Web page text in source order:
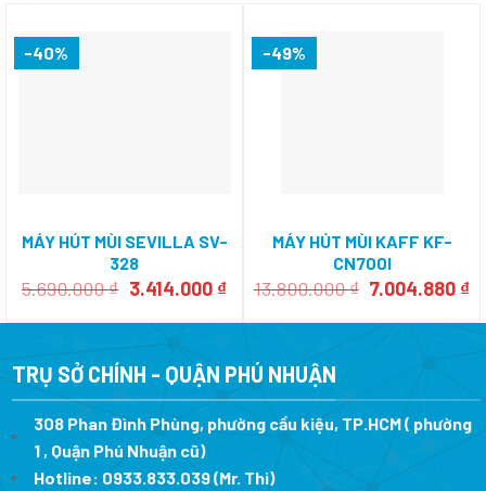
-40%
MÁY HÚT MÙI SEVILLA SV-
328
5.690.000₫ Giá
là:
3.414.000 ₫Giá
tại
3.414.000 ₫.
-49%
MÁY HÚT MÙI KAFF KF-
CN700I
13.800.000₫ Giá
là:
7.004.880 ₫
TRỤ SỞ CHÍNH - QUẬN PHÚ NHUẬN
308 Phan Đình Phùng, phường cầu kiệu, TP.HCM ( phường
1 , Quận Phú Nhuận cũ)
Hotline: 0933.833.039(Mr. Thi)